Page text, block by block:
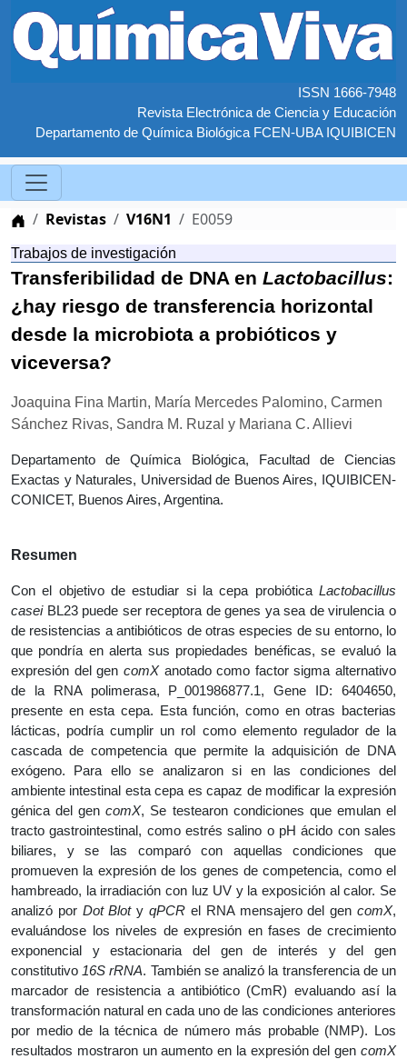
ISSN 1666-7948
Revista Electrónica de Ciencia y Educación
Departamento de Química Biológica FCEN-UBA IQUIBICEN
Home
Revistas V16N1 E0059
Trabajos de investigación
Transferibilidad de DNA en Lactobacillus:
¿hay riesgo de transferencia horizontal
desde la microbiota a probióticos y
viceversa?
Joaquina Fina Martin, María Mercedes Palomino, Carmen
Sánchez Rivas, Sandra M. Ruzal y Mariana C. Allievi
Departamento de Química Biológica, Facultad de Ciencias
Exactas y Naturales, Universidad de Buenos Aires, IQUIBICEN-
CONICET, Buenos Aires, Argentina.
Resumen
Con el objetivo de estudiar si la cepa probiótica Lactobacillus
caseiBL23 puede ser receptora de genes ya sea de virulencia o
de resistencias a antibióticos de otras especies de su entorno, lo
que pondría en alerta sus propiedades benéficas, se evaluó la
expresión del gen comXanotado como factor sigma alternativo
de la RNA polimerasa, P_001986877.1, Gene ID: 6404650,
presente en esta cepa. Esta función, como en otras bacterias
lácticas, podría cumplir un rol como elemento regulador de la
cascada de competencia que permite la adquisición de DNA
exógeno. Para ello se analizaron si en las condiciones del
ambiente intestinal esta cepa es capaz de modificar la expresión
génica del gencomX, Se testearon condiciones que emulan el
tracto gastrointestinal, como estrés salino o pH ácido con sales
biliares, y se las comparó con aquellas condiciones que
promueven la expresión de los genes de competencia, como el
hambreado, la irradiación con luz UV y la exposición al calor. Se
analizó por Dot BlotyqPCR el RNA mensajero del gencomX,
evaluándose los niveles de expresión en fases de crecimiento
exponencial y estacionaria del gen de interés y del gen
constitutivo 16S rRNA. También se analizó la transferencia de un
marcador de resistencia a antibiótico (CmR) evaluando así la
transformación natural en cada uno de las condiciones anteriores
por medio de la técnica de número más probable (NMP). Los
resultados mostraron un aumento en la expresión del gen comX